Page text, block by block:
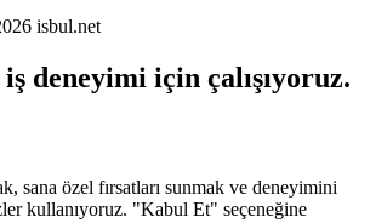
isbul.net
deneyimi için çalışıyoruz.
sana özel fırsatları sunmak ve deneyimini
kullanıyoruz. "Kabul Et" seçeneğine